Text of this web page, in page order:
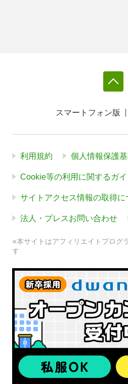
スマートフォン版
利用規約 個人情報保護
Cookie等の利用に関するガ
サイトアクセス情報の取得に
法人・プレスお問い合わせ
※本サイトはアフィリエイトプログ
す